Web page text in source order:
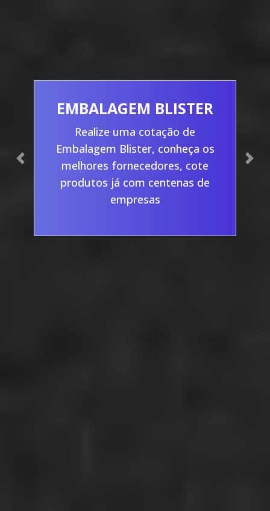
EMBALAGEM BLISTER
Realize uma cotação de
Embalagem Blister, conheça os
melhores fornecedores, cote
produtos já com centenas de
empresas
Previous Next